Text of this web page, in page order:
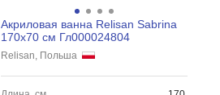
Акриловая ванна Relisan Sabrina
170x70 см Гл000024804
Relisan, Польша